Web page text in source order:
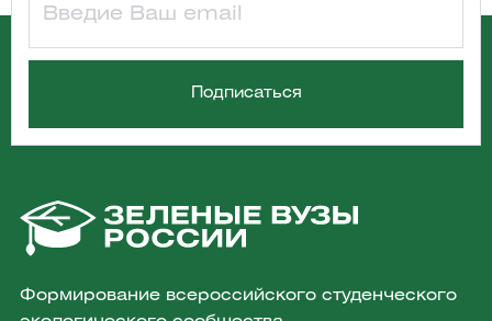
Формирование всероссийского студенческого